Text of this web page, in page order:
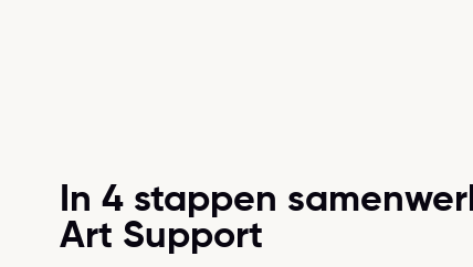
In 4 stappen
Art Support